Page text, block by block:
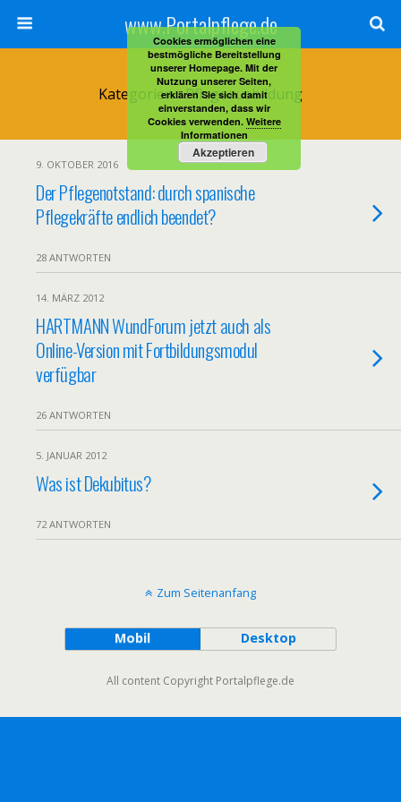
www.Portalpflege.de
Kategorien ›Pflegeausbildung
9. OKTOBER 2016
Der Pflegenotstand: durch spanische
Pflegekräfte endlich beendet?
28 ANTWORTEN
14. MÄRZ 2012
HARTMANN WundForum jetzt auch als
Online-Version mit Fortbildungsmodul
verfügbar
26 ANTWORTEN
5. JANUAR 2012
Was ist Dekubitus?
72 ANTWORTEN
Zum Seitenanfang
Mobil Desktop
All content Copyright Portalpflege.de
Cookies ermöglichen eine
bestmögliche Bereitstellung
unserer Homepage. Mit der
Nutzung unserer Seiten,
erklären Sie sich damit
einverstanden, dass wir
Cookies verwenden. Weitere
Informationen
Akzeptieren